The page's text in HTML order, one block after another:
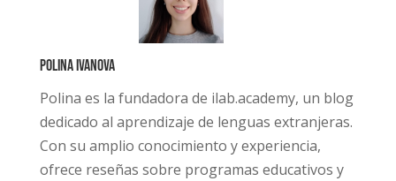
Polina Ivanova
Polina es la fundadora de ilab.academy, un blog
dedicado al aprendizaje de lenguas extranjeras.
Con su amplio conocimiento y experiencia,
ofrece reseñas sobre programas educativos y